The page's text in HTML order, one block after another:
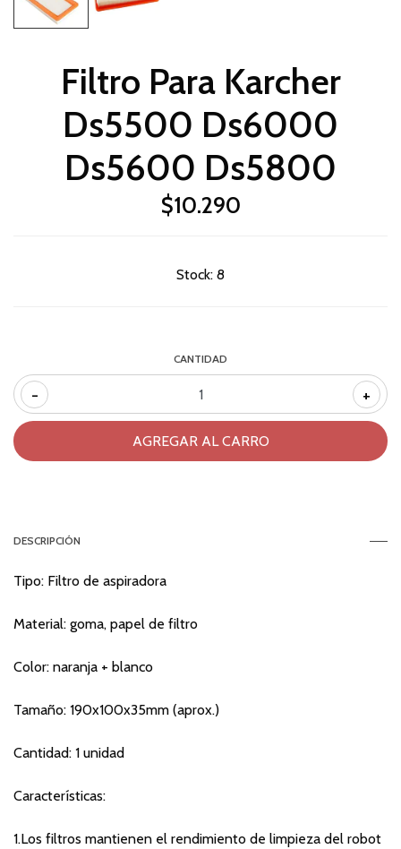
Filtro Para Karcher
Ds5500 Ds6000
Ds5600 Ds5800
$10.290
Stock: 8
CANTIDAD
- +
DESCRIPCIÓN
Tipo: Filtro de aspiradora
Material: goma, papel de filtro
Color: naranja + blanco
Tamaño: 190x100x35mm (aprox.)
Cantidad: 1 unidad
Características:
1.Los filtros mantienen el rendimiento de limpieza del robot